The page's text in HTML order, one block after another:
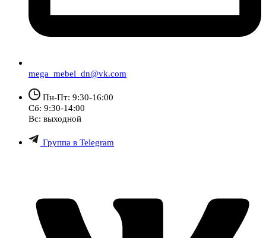
mega_mebel_dn@vk.com
Пн-Пт: 9:30-16:00
Сб: 9:30-14:00
Вс: выходной
Группа в Telegram